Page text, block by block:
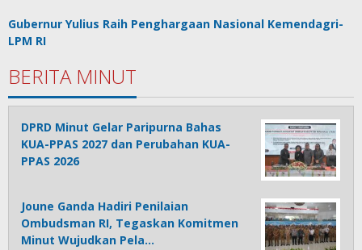
Gubernur Yulius Raih Penghargaan Nasional Kemendagri-
LPM RI
BERITA MINUT
DPRD Minut Gelar Paripurna Bahas
KUA-PPAS 2027 dan Perubahan KUA-
PPAS 2026
Joune Ganda Hadiri Penilaian
Ombudsman RI, Tegaskan Komitmen
Minut Wujudkan Pela…